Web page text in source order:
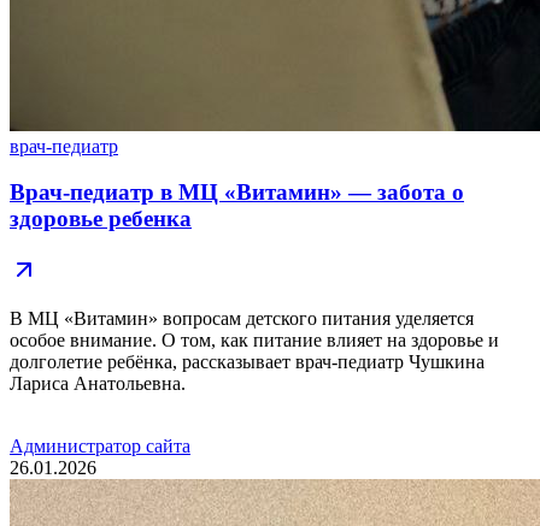
врач-педиатр
Врач-педиатр в МЦ «Витамин» — забота о
здоровье ребенка
В МЦ «Витамин» вопросам детского питания уделяется
особое внимание. О том, как питание влияет на здоровье и
долголетие ребёнка, рассказывает врач-педиатр Чушкина
Лариса Анатольевна.
Администратор сайта
26.01.2026